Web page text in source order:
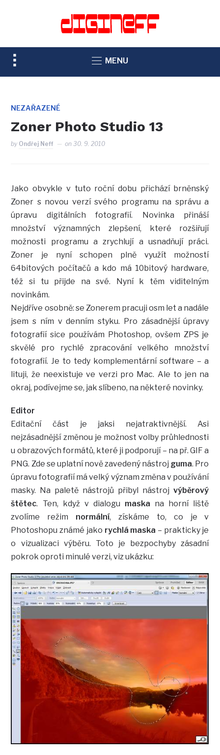
TOGGLE
SIDEBAR
NAVIGATION
MENU
NEZAŘAZENÉ
Zoner Photo Studio 13
by Ondřej Neff on30. 9. 2010
Jako obvykle v tuto roční dobu přichází brněnský
Zoner s novou verzí svého programu na správu a
úpravu digitálních fotografií. Novinka přináší
množství významných zlepšení, které rozšiřují
možnosti programu a zrychlují a usnadňují práci.
Zoner je nyní schopen plně využít možností
64bitových počítačů a kdo má 10bitový hardware,
též si tu přijde na své. Nyní k těm viditelným
novinkám.
Nejdříve osobně: se Zonerem pracuji osm let a nadále
jsem s ním v denním styku. Pro zásadnější úpravy
fotografií sice používám Photoshop, ovšem ZPS je
skvělé pro rychlé zpracování velkého množství
fotografií. Je to tedy komplementární software – a
lituji, že neexistuje ve verzi pro Mac. Ale to jen na
okraj, podívejme se, jak slíbeno, na některé novinky.
Editor
Editační část je jaksi nejatraktivnější. Asi
nejzásadnější změnou je možnost volby průhlednosti
u obrazových formátů, které ji podporují – na př. GIF a
PNG. Zde se uplatní nově zavedený nástroj guma. Pro
úpravu fotografií má velký význam změna v používání
masky. Na paletě nástrojů přibyl nástrojvýběrový
štětec. Ten, když v dialogu maska na horní liště
zvolíme režim normální, získáme to, co je v
Photoshopu známé jako rychlá maska – prakticky je
o vizualizaci výběru. Toto je bezpochyby zásadní
pokrok oproti minulé verzi, viz ukázku: